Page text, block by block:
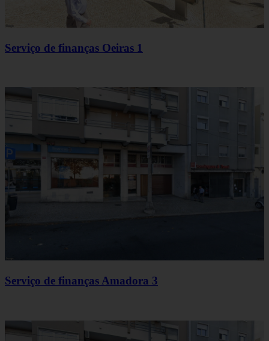
Serviço de finanças Oeiras 1
Serviço de finanças Amadora 3